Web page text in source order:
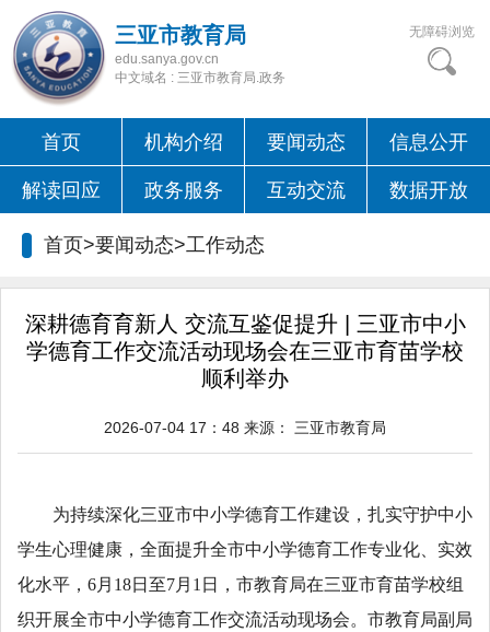
三亚市教育局
edu.sanya.gov.cn
中文域名 : 三亚市教育局.政务
无障碍浏览
首页 机构介绍 要闻动态 信息公开
解读回应 政务服务 互动交流 数据开放
首页>要闻动态>工作动态
深耕德育育新人 交流互鉴促提升 | 三亚市中小
学德育工作交流活动现场会在三亚市育苗学校
顺利举办
2026-07-04 17：48 来源： 三亚市教育局
为持续深化三亚市中小学德育工作建设，扎实守护中小
学生心理健康，全面提升全市中小学德育工作专业化、实效
化水平，6月18日至7月1日，市教育局在三亚市育苗学校组
织开展全市中小学德育工作交流活动现场会。市教育局副局